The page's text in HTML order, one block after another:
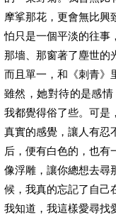
摩挲那花，更會無比興
怕只是一個平淡的往事
那墻、那窗著了塵世的
而且單一，和《刺青》
雖然，她對待的是感
我都覺得俗了些。可是
真實的感覺，讓人有忍
后，便有白色的，也有
像浮雕，讓你總想去尋
候，我真的忘記了自己
我知道，我這樣愛尋找